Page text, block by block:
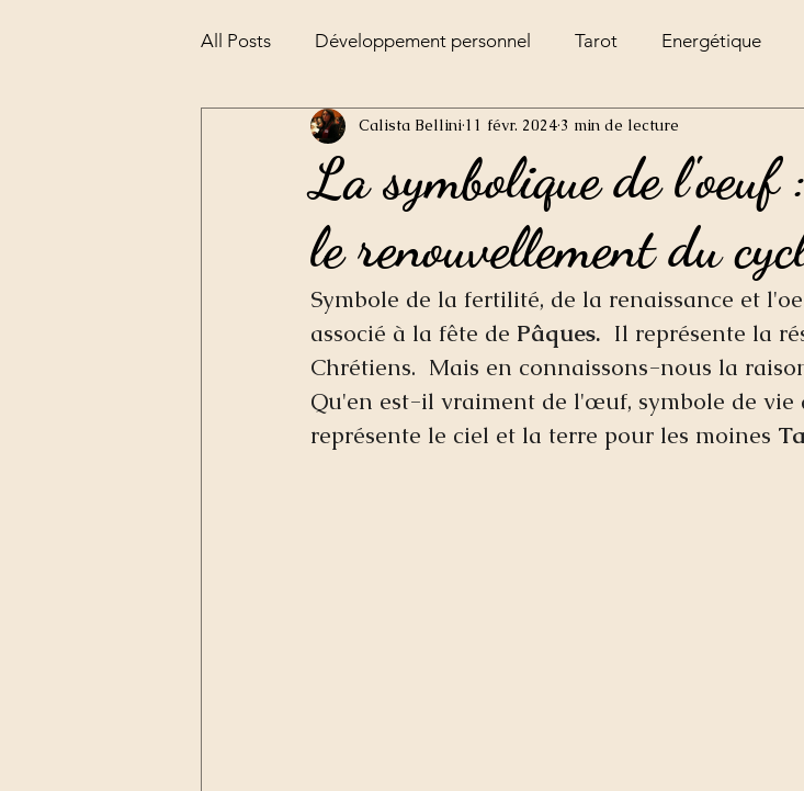
All Posts Développement personnel Tarot Energétique
Alchimie la pesée de l'âme
La symbolique de
le renouvellement du
Calista Bellini 11 févr. 2024 3 min de lecture
Symbole de la fertilité, de la renaissance et
associé à la fête de Pâques.
Il représente la
Chrétiens.  Mais en connaissons-nous la
Qu'en est-il vraiment de l'œuf, symbole de vie
représente le ciel et la terre pour les moines